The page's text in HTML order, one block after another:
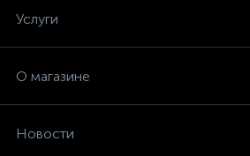
Услуги
О магазине
Новости